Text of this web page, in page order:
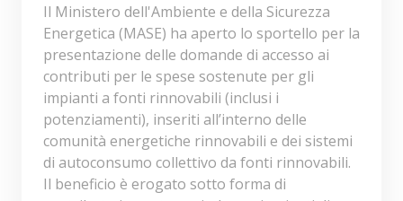
Il Ministero dell'Ambiente e della Sicurezza
Energetica (MASE) ha aperto lo sportello per la
presentazione delle domande di accesso ai
contributi per le spese sostenute per gli
impianti a fonti rinnovabili (inclusi i
potenziamenti), inseriti all’interno delle
comunità energetiche rinnovabili e dei sistemi
di autoconsumo collettivo da fonti rinnovabili.
Il beneficio è erogato sotto forma di